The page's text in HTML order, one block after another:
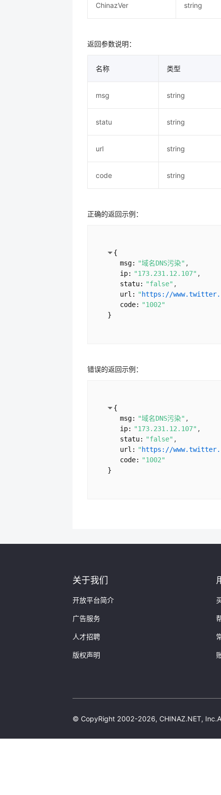
ChinazVer string
返回参数说明：
名称 类型
msg string
statu string
url string
code string
正确的返回示例：
{
msg: "域名DNS污染"
ip: "173.231.12.107"
statu: "false"
url: "https://
code: "1002"
}
错误的返回示例：
{
msg: "域名DNS污染"
ip: "173.231.12.107"
statu: "false"
url: "https://
code: "1002"
}
关于我们
开放平台简介
广告服务
人才招聘
版权声明
© CopyRight 2002-2026, CHINAZ.NET,